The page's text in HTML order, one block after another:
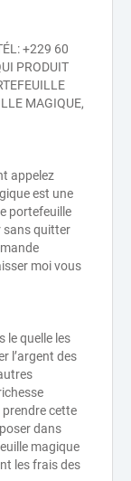
+229 60
PRODUIT
MAGIQUE,
appelez
est une
portefeuille
sans quitter
moi vous
le quelle les
l’argent des
prendre cette
dans
magique
les frais des